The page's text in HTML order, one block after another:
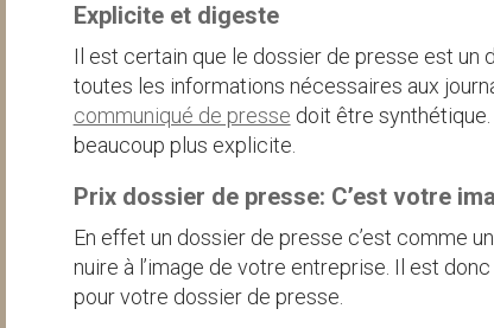
Explicite et digeste
Il est certain que le dossier de presse est un
toutes les informations nécessaires aux
communiqué de presse doit être
beaucoup plus explicite.
Prix dossier de presse: C’est votre
En effet un dossier de presse c’est comme
nuire à l’image de votre entreprise. Il est
pour votre dossier de presse.